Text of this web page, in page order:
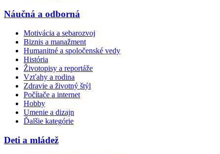
Náučná a odborná
Motivácia a sebarozvoj
Biznis a manažment
Humanitné a spoločenské vedy
História
Životopisy a reportáže
Vzťahy a rodina
Zdravie a životný štýl
Počítače a internet
Hobby
Umenie a dizajn
Ďalšie kategórie
Deti a mládež